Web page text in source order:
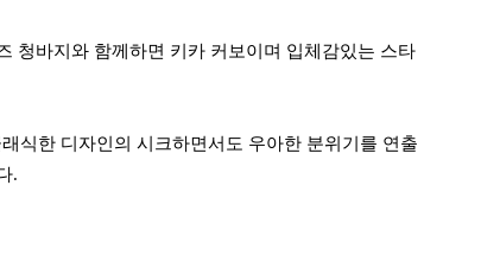
청바지와 함께하면 키카 커보이며 입체감있는 스타
식한 디자인의 시크하면서도 우아한 분위기를 연출
.